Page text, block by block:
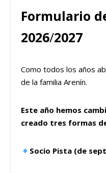
Formulario
2026/2027
Como todos los años
de la familia Arenín.
Este año hemos
creado tres formas
Socio Pista (de